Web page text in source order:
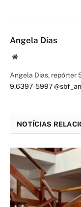
Angela Dias
Website
Angela Dias, repórter
9.6397-5997
NOTÍCIAS